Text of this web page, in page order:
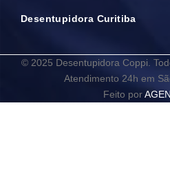
Desentupidora Curitiba
© 2025 Desentupidora Coppi.
Atendimento 24h em
Feito por